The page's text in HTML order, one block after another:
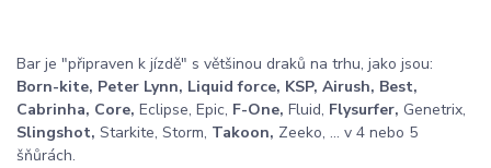
Bar je "připraven k jízdě" s většinou draků na trhu, jako jsou:
Born-kite, Peter Lynn, Liquid force, KSP, Airush, Best,
Cabrinha, Core, Eclipse, Epic, F-One, Fluid, Flysurfer, Genetrix,
Slingshot, Starkite, Storm, Takoon, Zeeko, ... v 4 nebo 5
šňůrách.